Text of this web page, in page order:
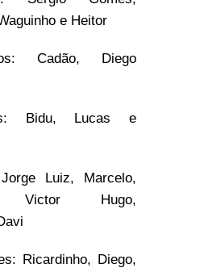
e Heitor
Cadão, Diego
Bidu, Lucas e
Luiz, Marcelo,
Victor Hugo,
Ricardinho, Diego,